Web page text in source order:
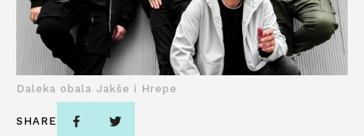
Daleka obala Jakše i Hrepe
SHARE